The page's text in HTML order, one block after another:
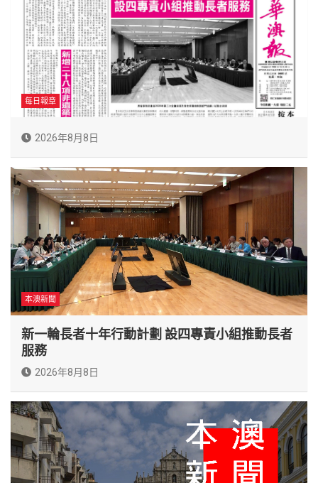
每日報章
2026年8月8日
本澳新聞
新一輪長者十年行動計劃 設四專責小組推動長者
服務
2026年8月8日